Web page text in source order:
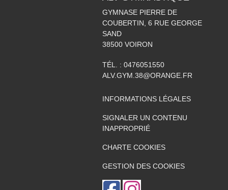
GYMNASE PIERRE DE
COUBERTIN, 6 RUE GEORGE
SAND
38500 VOIRON
TÉL. : 0476051550
ALV.GYM.38@ORANGE.FR
INFORMATIONS LÉGALES
SIGNALER UN CONTENU
INAPPROPRIÉ
CHARTE COOKIES
GESTION DES COOKIES